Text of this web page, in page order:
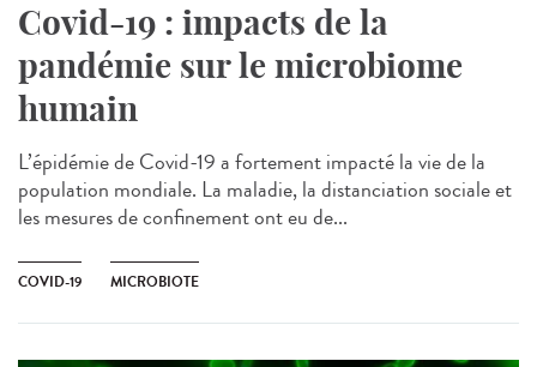
Covid-19 : impacts de la
pandémie sur le microbiome
humain
L’épidémie de Covid-19 a fortement impacté la vie de la
population mondiale. La maladie, la distanciation sociale et
les mesures de confinement ont eu de...
COVID-19 MICROBIOTE